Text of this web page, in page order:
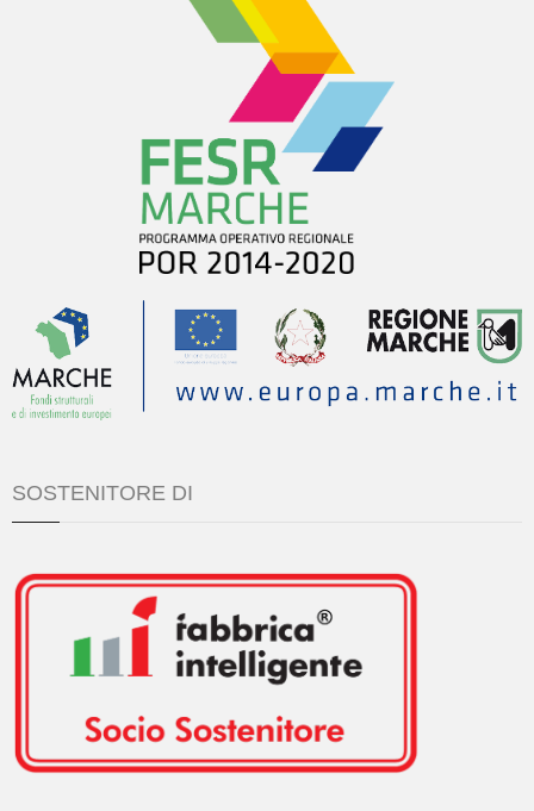
SOSTENITORE DI